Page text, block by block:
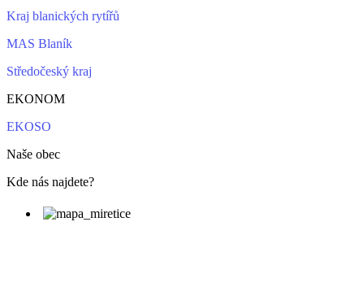
Kraj blanických rytířů
MAS Blaník
Středočeský kraj
EKONOM
EKOSO
Naše obec
Kde nás najdete?